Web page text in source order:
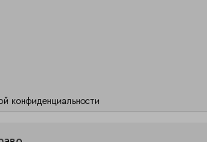
конфиденциальности